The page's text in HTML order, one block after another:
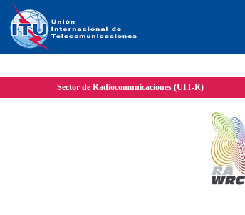
Sector de Radiocomunicaciones (UIT-R)